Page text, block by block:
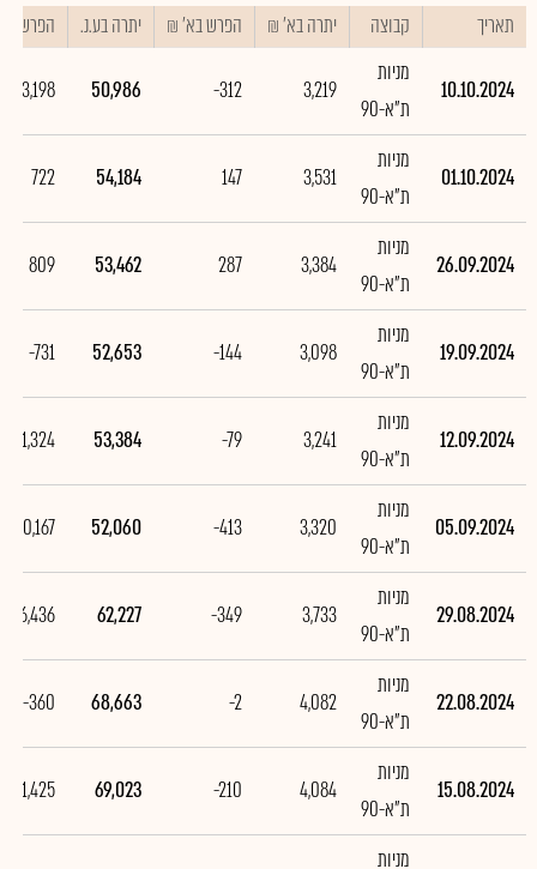
תאריך קבוצה יתרה בא' ₪ הפרש בא' ₪ יתרה בע.נ. הפרש
10.10.2024
מניות
ת"א-90
3,219
-312
50,986
-3,198
01.10.2024
מניות
ת"א-90
3,531
147
54,184
722
26.09.2024
מניות
ת"א-90
3,384
287
53,462
809
19.09.2024
מניות
ת"א-90
3,098
-144
52,653
-731
12.09.2024
מניות
ת"א-90
3,241
-79
53,384
1,324
05.09.2024
מניות
ת"א-90
3,320
-413
52,060
-10,167
29.08.2024
מניות
ת"א-90
3,733
-349
62,227
-6,436
22.08.2024
מניות
ת"א-90
4,082
-2
68,663
-360
15.08.2024
מניות
ת"א-90
4,084
-210
69,023
-1,425
מניות